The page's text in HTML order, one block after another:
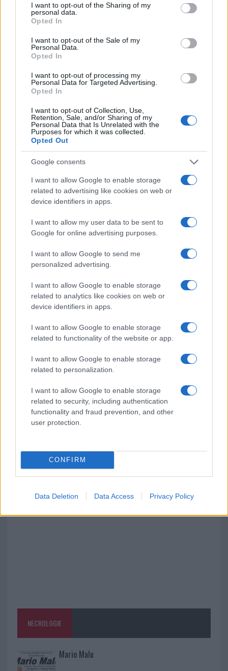
not limited to your visit or usage behaviour. You may click to
grant or deny consent to Google and its third-party tags to
use your data for below specified purposes in below Google
consent section.
I want to opt-out of the Sharing of my
personal data.
Opted In
I want to opt-out of the Sale of my
Personal Data.
Opted In
I want to opt-out of processing my
Personal Data for Targeted Advertising.
Opted In
I want to opt-out of Collection, Use,
Retention, Sale, and/or Sharing of my
Personal Data that Is Unrelated with the
Purposes for which it was collected.
Opted Out
Google consents
I want to allow Google to enable storage
related to advertising like cookies on web or
device identifiers in apps.
I want to allow my user data to be sent to
Google for online advertising purposes.
I want to allow Google to send me
personalized advertising.
I want to allow Google to enable storage
related to analytics like cookies on web or
device identifiers in apps.
I want to allow Google to enable storage
related to functionality of the website or app.
I want to allow Google to enable storage
related to personalization.
I want to allow Google to enable storage
related to security, including authentication
functionality and fraud prevention, and other
user protection.
CONFIRM
Data Deletion Data Access Privacy Policy
Ricevi le nostre ultime news
daGoogle News
Condividi l'articolo
F
a
ce
b
o
o
k
w
it
te
r
n
te
re
st
h
at
s
p
p
h
a
re
Articolo precedente
Prossimo articolo
NOTIZIE RECENTI
Le previsioni meteo per il weekend a Olbia e in
Gallura
Michelle Hunziker in Gallura, bella anche dal
Calangianus, dopo le polemiche il centro
Olbia, divieto di sosta contro spaccio e degrado:
esplode la protesta
Pausa caffè impeccabile: come scegliere la
soluzione ideale per la casa e l’ufficio
rinascita della strada che segnò la Gallura
Raid nelle campagne di Berchidda, rischio per
la rete elettrica
NECROLOGIE
Mario Malu